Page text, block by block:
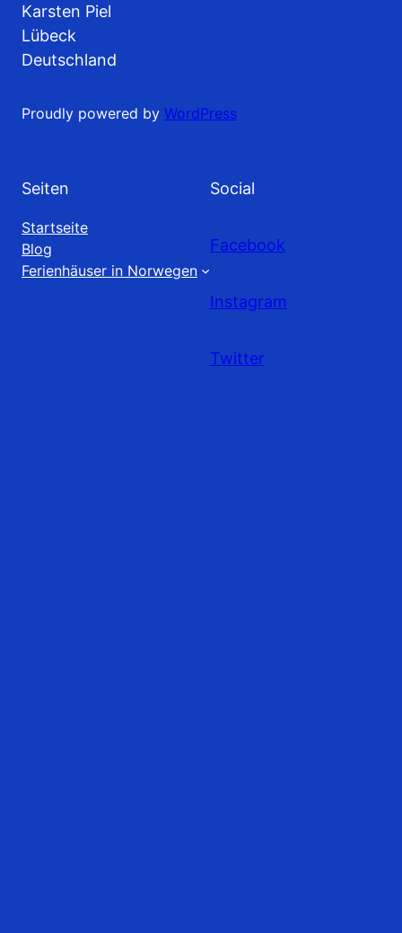
Karsten Piel
Lübeck
Deutschland
Proudly powered by WordPress
Seiten
Startseite
Blog
Ferienhäuser in Norwegen
Social
Facebook
Instagram
Twitter